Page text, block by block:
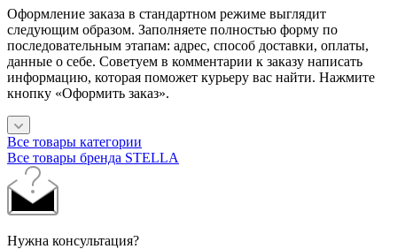
Оформление заказа в стандартном режиме выглядит
следующим образом. Заполняете полностью форму по
последовательным этапам: адрес, способ доставки, оплаты,
данные о себе. Советуем в комментарии к заказу написать
информацию, которая поможет курьеру вас найти. Нажмите
кнопку «Оформить заказ».
Все товары категории
Все товары бренда STELLA
Нужна консультация?